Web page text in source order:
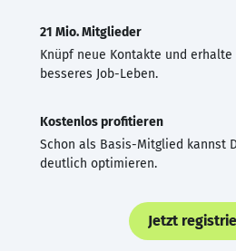
21 Mio. Mitglieder
Knüpf neue Kontakte und
besseres Job-Leben.
Kostenlos profitieren
Schon als Basis-Mitglied kannst
deutlich optimieren.
Jetzt